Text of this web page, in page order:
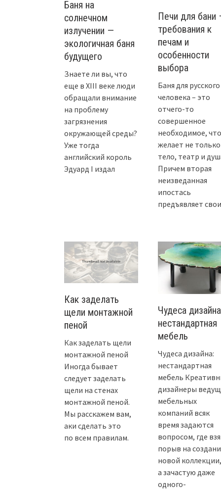
Баня на
солнечном
излучении —
экологичная баня
будущего
Знаете ли вы, что
еще в XIII веке люди
обращали внимание
на проблему
загрязнения
окружающей среды?
Уже тогда
английский король
Эдуард I издал
Печи для бани
требования к
печам и
особенности
выбора
Баня для русского
человека – это
отчего-то
совершенное
необходимое, что
желает не только
тело, театр и
Причем вторая
неизведанная
ипостась
предъявляет свои
Как заделать
щели монтажной
пеной
Как заделать щели
монтажной пеной
Иногда бывает
следует заделать
щели на стенах
монтажной пеной.
Мы расскажем вам,
аки сделать это
по всем правилам.
Чудеса
нестандартная
мебель
Чудеса дизайна:
нестандартная
мебель
дизайнеры
мебельных
компаний всяк
время задаются
вопросом, где
порыв на
новой коллекции,
а зачастую даже
одного-